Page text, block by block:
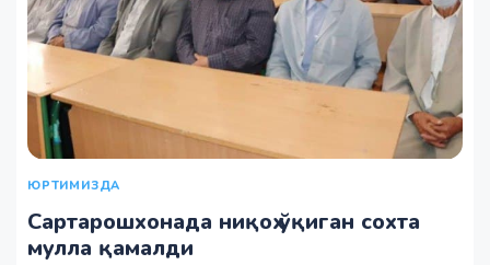
ЮРТИМИЗДА
Сартарошхонада ниқоҳ ўқиган сохта
мулла қамалди